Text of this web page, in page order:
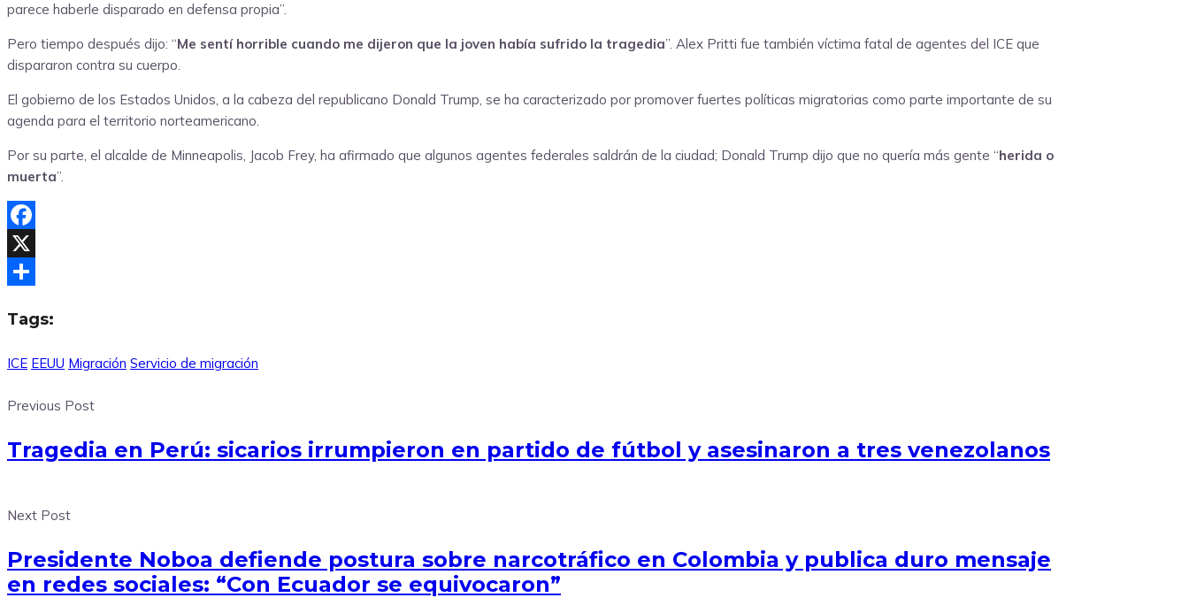
parece haberle disparado en defensa propia”.
Pero tiempo después dijo: “Me sentí horrible cuando me dijeron que la joven había sufrido la tragedia”. Alex Pritti fue también víctima fatal de agentes del ICE que
dispararon contra su cuerpo.
El gobierno de los Estados Unidos, a la cabeza del republicano Donald Trump, se ha caracterizado por promover fuertes políticas migratorias como parte importante de su
agenda para el territorio norteamericano.
Por su parte, el alcalde de Minneapolis, Jacob Frey, ha afirmado que algunos agentes federales saldrán de la ciudad; Donald Trump dijo que no quería más gente “herida o
muerta”.
Facebook
X
Tags:
ICE EEUU Migración Servicio de migración
Previous Post
Tragedia en Perú: sicarios irrumpieron en partido de fútbol y asesinaron a tres venezolanos
Next Post
Presidente Noboa defiende postura sobre narcotráfico en Colombia y publica duro mensaje
en redes sociales: “Con Ecuador se equivocaron”